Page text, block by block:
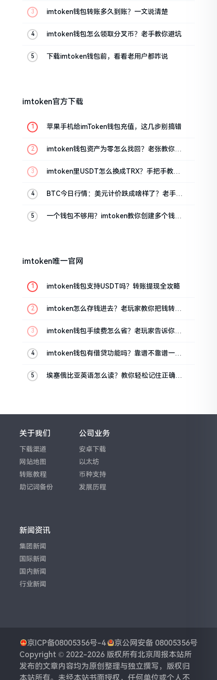
imtoken钱包转账多久到账？一文说清楚
imtoken钱包怎么领取分叉币？老手教你避坑
下载imtoken钱包前，看看老用户都咋说
imtoken官方下载
苹果手机给imToken钱包充值，这几步别搞错
imtoken钱包资产为零怎么找回？老张教你几
imtoken里USDT怎么换成TRX？手把手教你
BTC今日行情：美元计价跌成啥样了？老手教
一个钱包不够用？imtoken教你创建多个钱包
imtoken唯一官网
imtoken钱包支持USDT吗？转账提现全攻略
imtoken怎么存钱进去？老玩家教你把钱转进
imtoken钱包手续费怎么省？老玩家告诉你几
imtoken钱包有借贷功能吗？靠谱不靠谱一文
埃塞俄比亚英语怎么读？教你轻松记住正确发
关于我们
下载渠道
网站地图
转账教程
助记词备份
公司业务
安卓下载
以太坊
币种支持
发展历程
新闻资讯
集团新闻
国际新闻
国内新闻
行业新闻
京ICP备08005356号-4
京公网安备 08005356号
Copyright © 2022-2026 版权所有北京周报本站所
发布的文章内容均为原创整理与独立撰写，版权归
本站所有。未经本站书面授权，任何单位或个人不